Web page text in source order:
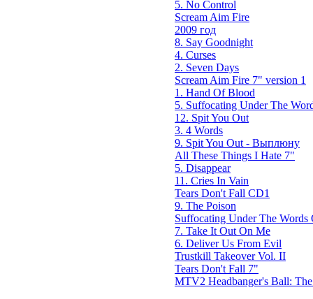
5. No Control
Scream Aim Fire
2009 год
8. Say Goodnight
4. Curses
2. Seven Days
Scream Aim Fire 7" version 1
1. Hand Of Blood
5. Suffocating Under The
12. Spit You Out
3. 4 Words
9. Spit You Out - Выплюну
All These Things I Hate 7"
5. Disappear
11. Cries In Vain
Tears Don't Fall CD1
9. The Poison
Suffocating Under The Words
7. Take It Out On Me
6. Deliver Us From Evil
Trustkill Takeover Vol. II
Tears Don't Fall 7"
MTV2 Headbanger's Ball: